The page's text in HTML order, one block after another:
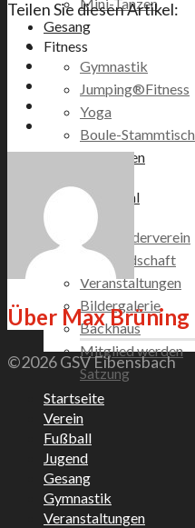
Gesang
Fitness
Gymnastik
Jumping®Fitness
Yoga
Boule-Stammtisch
Veranstaltungen
Zabergäupokal
Förderverein
GSV Förderverein
Vorstandschaft
Veranstaltungen
Bildergalerie
Backhaus
Mitglied werden
Satzung
Teilen Sie diesen Artikel:
Über Max Brüning
©2026 GSV Eibensbach
Startseite
Verein
Fußball
Jugend
Gesang
Gymnastik
Veranstaltungen